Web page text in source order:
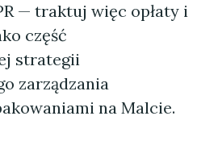
— traktuj więc opłaty i
część
strategii
zarządzania
na Malcie.